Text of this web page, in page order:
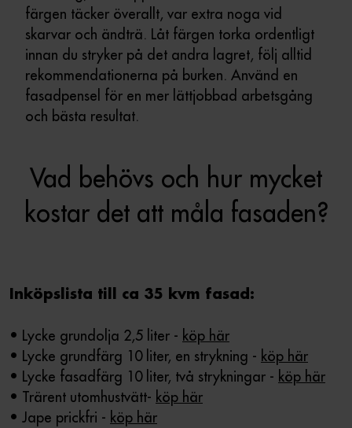
färgen täcker överallt, var extra noga vid
skarvar och ändträ. Låt färgen torka ordentligt
innan du stryker på det andra lagret, följ alltid
rekommendationerna på burken. Använd en
fasadpensel för en mer lättjobbad arbetsgång
och bästa resultat.
Vad behövs och hur mycket
kostar det att måla fasaden?
Inköpslista till ca 35 kvm fasad:
• Lycke grundolja 2,5 liter - köp här
• Lycke grundfärg 10 liter, en strykning - köp här
• Lycke fasadfärg 10 liter, två strykningar - köp här
• Trärent utomhustvätt- köp här
• Jape prickfri - köp här